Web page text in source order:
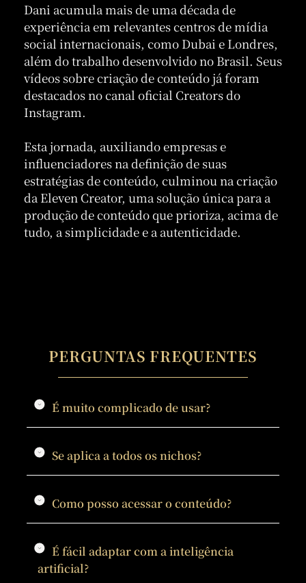
Dani acumula mais de uma década de
experiência em relevantes centros de mídia
social internacionais, como Dubai e Londres,
além do trabalho desenvolvido no Brasil. Seus
vídeos sobre criação de conteúdo já foram
destacados no canal oficial Creators do
Instagram.
Esta jornada, auxiliando empresas e
influenciadores na definição de suas
estratégias de conteúdo, culminou na criação
da Eleven Creator, uma solução única para a
produção de conteúdo que prioriza, acima de
tudo, a simplicidade e a autenticidade.
PERGUNTAS FREQUENTES
É muito complicado de usar?
Se aplica a todos os nichos?
Como posso acessar o conteúdo?
É fácil adaptar com a inteligência
artificial?